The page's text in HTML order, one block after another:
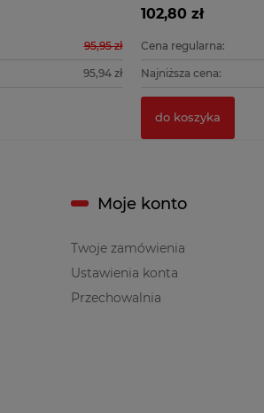
95,95 zł
95,94 zł
102,80 zł
Cena regularna:
Najniższa cena:
do koszyka
Moje konto
Twoje zamówienia
Ustawienia konta
Przechowalnia